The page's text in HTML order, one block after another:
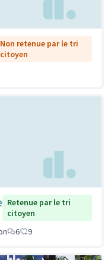
Non retenue par le tri
citoyen
Retenue par le tri
citoyen
6 9